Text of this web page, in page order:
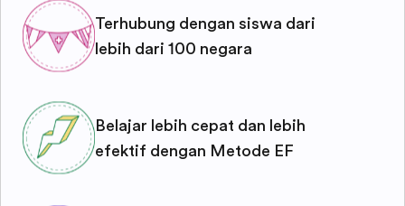
Terhubung dengan siswa dari
lebih dari 100 negara
Belajar lebih cepat dan lebih
efektif dengan Metode EF